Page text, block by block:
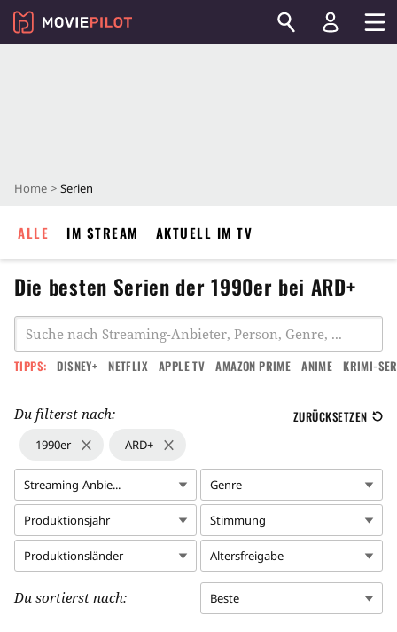
Home Serien
ALLE IM STREAM AKTUELL IM TV
Die besten Serien der 1990er bei ARD+
TIPPS: DISNEY+ NETFLIX APPLE TV AMAZON PRIME ANIME KRIMI-
Du filterst nach: ZURÜCKSETZEN
1990er ARD+
Streaming-Anbie... Genre
Produktionsjahr Stimmung
Produktionsländer Altersfreigabe
Du sortierst nach: Beste